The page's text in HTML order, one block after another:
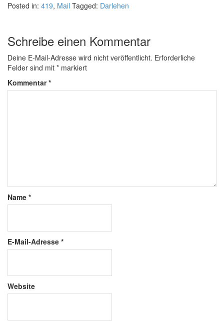
Posted in: 419, Mail Tagged: Darlehen
Schreibe einen Kommentar
Deine E-Mail-Adresse wird nicht veröffentlicht. Erforderliche
Felder sind mit * markiert
Kommentar*
Name *
E-Mail-Adresse *
Website